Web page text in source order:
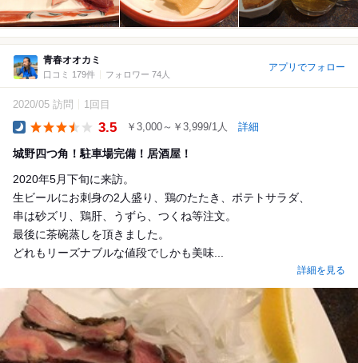
青春オオカミ
口コミ 179件 フォロワー 74人
アプリでフォロー
2020/05 訪問 1回目
3.5 ￥3,000～￥3,999/1人 詳細
城野四つ角！駐車場完備！居酒屋！
2020年5月下旬に来訪。
生ビールにお刺身の2人盛り、鶏のたたき、ポテトサラダ、
串は砂ズリ、鶏肝、うずら、つくね等注文。
最後に茶碗蒸しを頂きました。
どれもリーズナブルな値段でしかも美味...
詳細を見る